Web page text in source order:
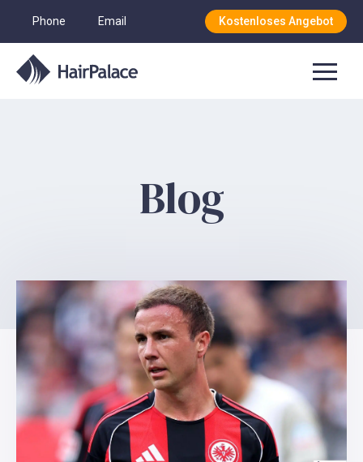
Phone Email Kostenloses Angebot
Blog